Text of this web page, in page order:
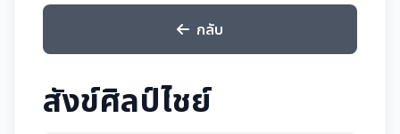
กลับ
สังข์ศิลป์ไชย์